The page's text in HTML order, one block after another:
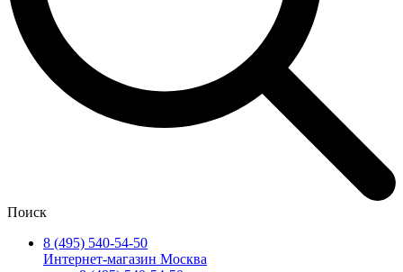
Поиск
8 (495) 540-54-50
Интернет-магазин Москва